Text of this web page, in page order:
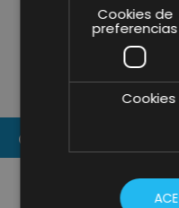
BARTALENT
GROUP:
FORMACIÓN
SECTOR
CONTACT US
Cookies de
preferencias